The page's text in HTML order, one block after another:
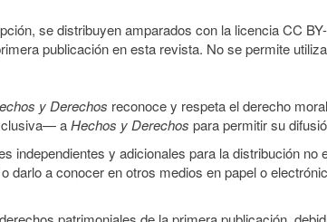
se distribuyen amparados con la licencia CC
publicación en esta revista. No se permite
y Derechos reconoce y respeta el derecho
aHechos y Derechos para permitir su
independientes y adicionales para la distribución
darlo a conocer en otros medios en papel o